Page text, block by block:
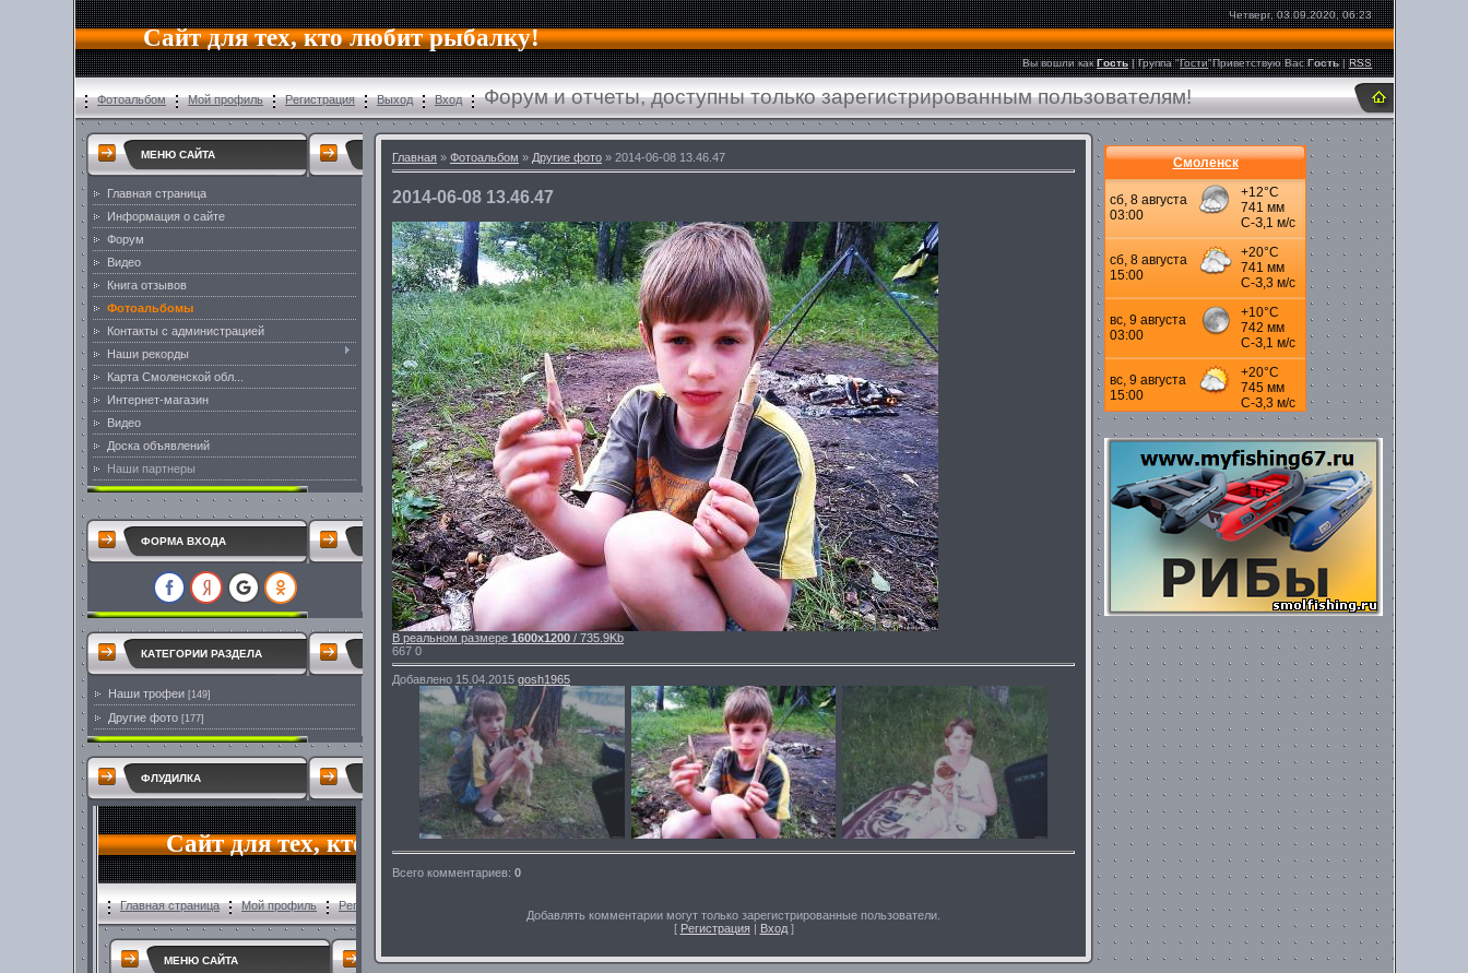
Сайт для тех, кто любит рыбалку!
Четверг, 03.09.2020, 06:23
Вы вошли как Гость|Группа"Гости"Приветствую Вас Гость |RSS
Фотоальбом Мой профиль Регистрация Выход Вход Форум и отчеты, доступны только зарегистрированным пользователям!
МЕНЮ САЙТА
Главная страница
Информация о сайте
Форум
Видео
Книга отзывов
Фотоальбомы
Контакты с администрацией
Наши рекорды
Карта Смоленской обл...
Интернет-магазин
Видео
Доска объявлений
Наши партнеры
ФОРМА ВХОДА
КАТЕГОРИИ РАЗДЕЛА
Наши трофеи [149]
Другие фото [177]
ФЛУДИЛКА
Главная » Фотоальбом » Другие фото » 2014-06-08 13.46.47
2014-06-08 13.46.47
В реальном размере 1600x1200 / 735.9Kb
667 0
Добавлено 15.04.2015 gosh1965
Всего комментариев: 0
Добавлять комментарии могут только зарегистрированные пользователи.
[ Регистрация| Вход]
Смоленск